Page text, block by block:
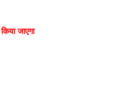
जाएगा